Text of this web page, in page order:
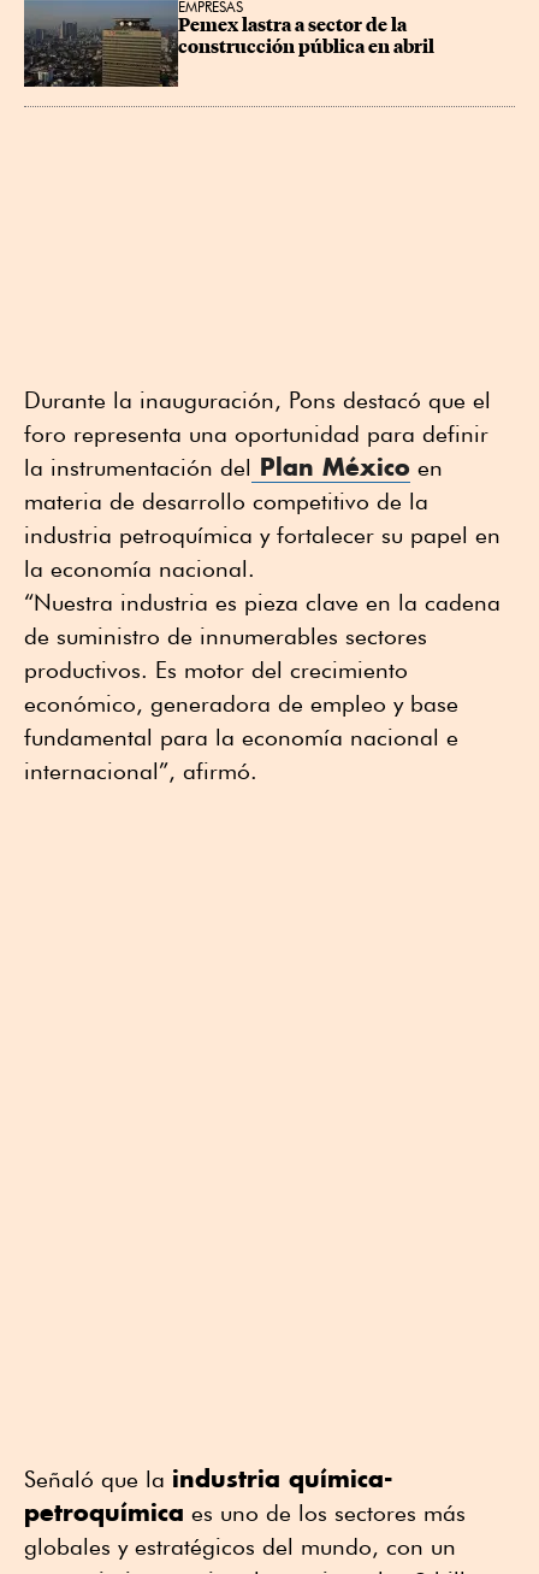
EMPRESAS
Pemex lastra a sector de la
construcción pública en abril
Durante la inauguración, Pons destacó que el
foro representa una oportunidad para definir
la instrumentación del Plan México en
materia de desarrollo competitivo de la
industria petroquímica y fortalecer su papel en
la economía nacional.
“Nuestra industria es pieza clave en la cadena
de suministro de innumerables sectores
productivos. Es motor del crecimiento
económico, generadora de empleo y base
fundamental para la economía nacional e
internacional”, afirmó.
Señaló que la industria química-
petroquímica es uno de los sectores más
globales y estratégicos del mundo, con un